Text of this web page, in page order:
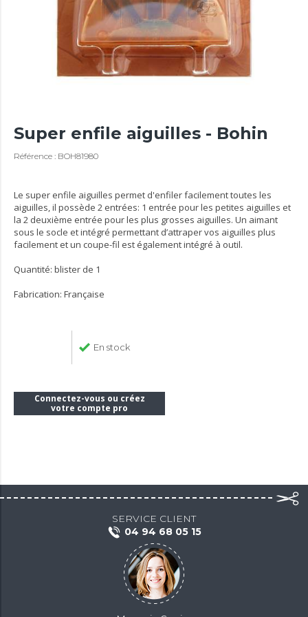
Super enfile aiguilles - Bohin
Référence : BOH81980
Le super enfile aiguilles permet d'enfiler facilement toutes les
aiguilles, il possède 2 entrées: 1 entrée pour les petites aiguilles et
la 2 deuxième entrée pour les plus grosses aiguilles. Un aimant
sous le socle et intégré permettant d’attraper vos aiguilles plus
facilement et un coupe-fil est également intégré à outil.
Quantité: blister de 1
Fabrication: Française
En stock
Connectez-vous ou créez
votre compte pro
SERVICE CLIENT
04 94 68 05 15